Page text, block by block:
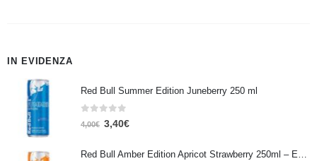
IN EVIDENZA
Red Bull Summer Edition Juneberry 250 ml
Su 5
4,00€ 3,40€
Red Bull Amber Edition Apricot Strawberry 250ml – Energy Drink Albicocca e Fragola